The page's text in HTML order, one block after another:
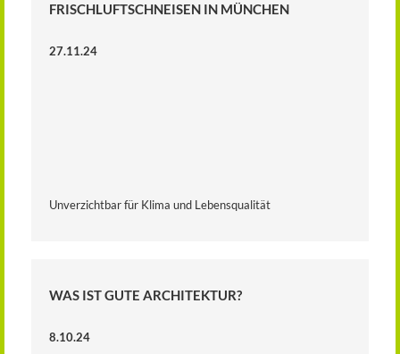
FRISCHLUFTSCHNEISEN IN MÜNCHEN
27.11.24
Unverzichtbar für Klima und Lebensqualität
WAS IST GUTE ARCHITEKTUR?
8.10.24